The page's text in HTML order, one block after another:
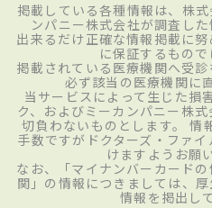
掲載している各種情報は、株
ンパニー株式会社が調査した
出来るだけ正確な情報掲載に
に保証するもので
掲載されている医療機関へ受
必ず該当の医療機関に
当サービスによって生じた損
ク、およびミーカンパニー株
切負わないものとします。 情
手数ですがドクターズ・ファ
けますようお願
なお、「マイナンバーカード
関」の情報につきましては、厚
情報を掲出し